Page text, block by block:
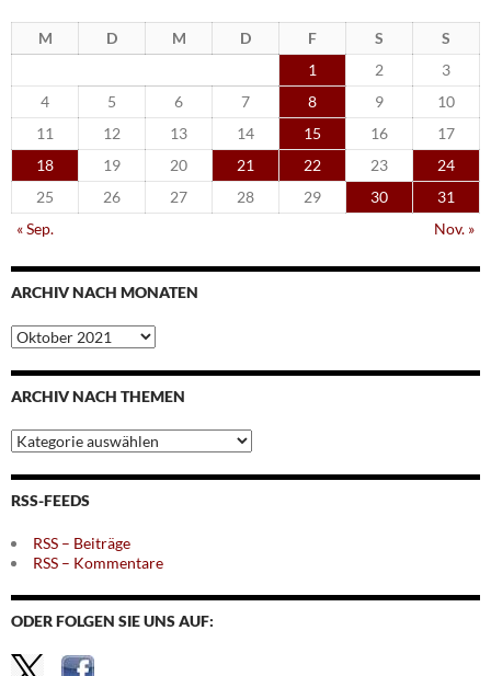
M D M D F S
S
1
2
3
4
5 6 7 8 9
10
11
12 13 14 15 16
17
18
19 20 21 22 23
24
25
26 27 28 29 30
31
« Sep.
Nov. »
ARCHIV NACH MONATEN
Archiv
nach
Monaten
ARCHIV NACH THEMEN
Archiv
nach
Themen
RSS-FEEDS
RSS – Beiträge
RSS – Kommentare
ODER FOLGEN SIE UNS AUF: